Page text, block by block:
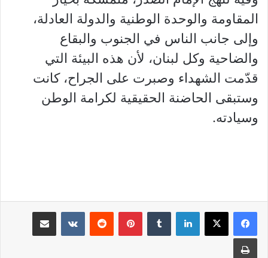
المقاومة والوحدة الوطنية والدولة العادلة،
وإلى جانب الناس في الجنوب والبقاع
والضاحية وكل لبنان، لأن هذه البيئة التي
قدّمت الشهداء وصبرت على الجراح، كانت
وستبقى الحاضنة الحقيقية لكرامة الوطن
وسيادته.
لينكدإن بينتيريست مشاركة عبر البريد
طباعة